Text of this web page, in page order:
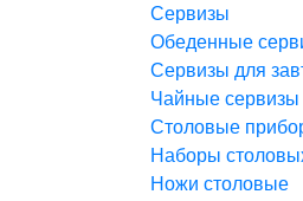
Cервизы
Обеденные
Сервизы для
Чайные сервизы
Столовые
Наборы
Ножи столовые